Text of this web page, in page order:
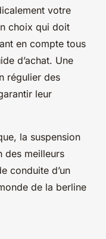
votre
choix qui doit
en compte tous
d’achat. Une
régulier des
leur
la suspension
des meilleurs
conduite d’un
de la berline